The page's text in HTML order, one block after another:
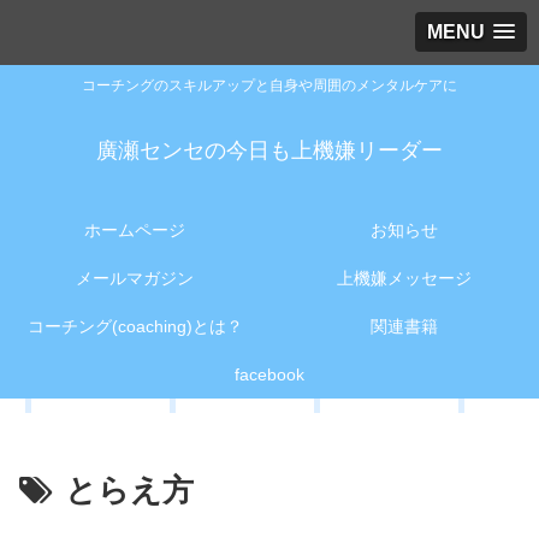
MENU
コーチングのスキルアップと自身や周囲のメンタルケアに
廣瀬センセの今日も上機嫌リーダー
ホームページ お知らせ
メールマガジン 上機嫌メッセージ
コーチング(coaching)とは？ 関連書籍
facebook
とらえ方